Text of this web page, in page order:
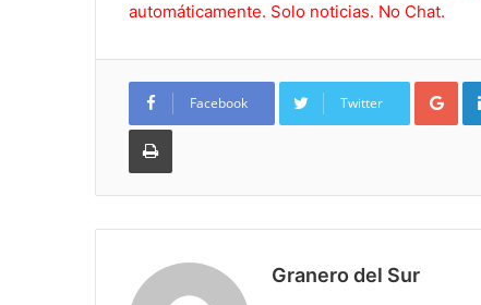
automáticamente. Solo noticias. No Chat.
Facebook Twitter
Imprimir
Granero del Sur